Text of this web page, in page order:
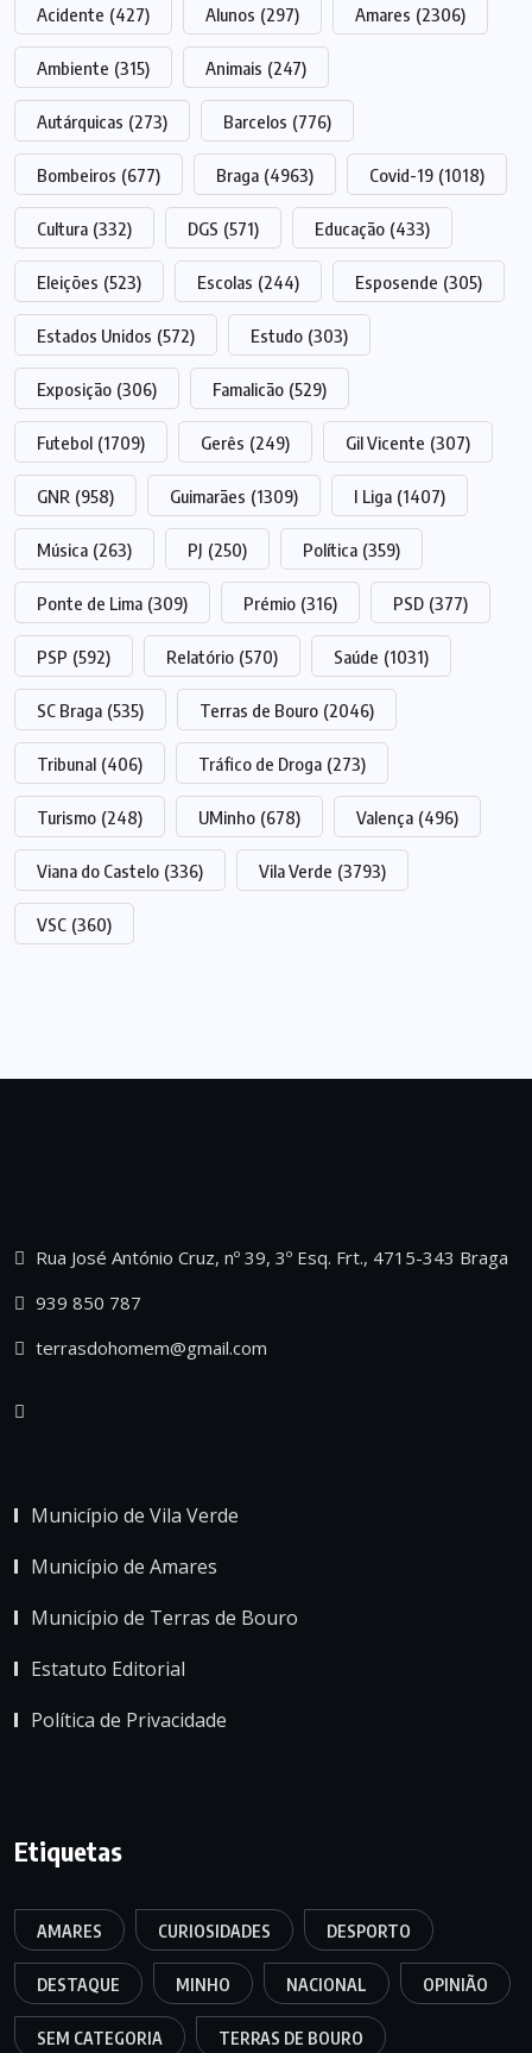
Acidente (427) Alunos (297) Amares (2306)
Ambiente (315) Animais (247)
Autárquicas (273) Barcelos (776)
Bombeiros (677) Braga (4963) Covid-19 (1018)
Cultura (332) DGS (571) Educação (433)
Eleições (523) Escolas (244) Esposende (305)
Estados Unidos (572) Estudo (303)
Exposição (306) Famalicão (529)
Futebol (1709) Gerês (249) Gil Vicente (307)
GNR (958) Guimarães (1309) I Liga (1407)
Música (263) PJ (250) Política (359)
Ponte de Lima (309) Prémio (316) PSD (377)
PSP (592) Relatório (570) Saúde (1031)
SC Braga (535) Terras de Bouro (2046)
Tribunal (406) Tráfico de Droga (273)
Turismo (248) UMinho (678) Valença (496)
Viana do Castelo (336) Vila Verde (3793)
VSC (360)
Rua José António Cruz, nº 39, 3º Esq. Frt., 4715-343 Braga
939 850 787
terrasdohomem@gmail.com
Município de Vila Verde
Município de Amares
Município de Terras de Bouro
Estatuto Editorial
Política de Privacidade
Etiquetas
AMARES CURIOSIDADES DESPORTO
DESTAQUE MINHO NACIONAL OPINIÃO
SEM CATEGORIA TERRAS DE BOURO